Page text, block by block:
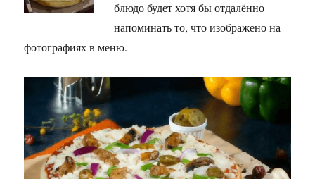
блюдо будет хотя бы отдалённо
напоминать то, что изображено на
фотографиях в меню.